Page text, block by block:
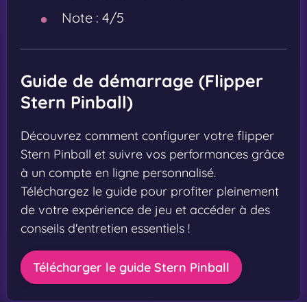
Note : 4/5
Guide de démarrage (Flipper
Stern Pinball)
Découvrez comment configurer votre flipper
Stern Pinball et suivre vos performances grâce
à un compte en ligne personnalisé.
Téléchargez le guide pour profiter pleinement
de votre expérience de jeu et accéder à des
conseils d'entretien essentiels !
Télécharger le guide Stern Pinball